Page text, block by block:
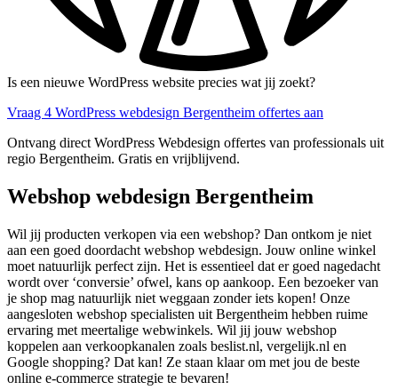
Is een nieuwe WordPress website precies wat jij zoekt?
Vraag 4 WordPress webdesign Bergentheim offertes aan
Ontvang direct WordPress Webdesign offertes van professionals uit
regio Bergentheim. Gratis en vrijblijvend.
Webshop webdesign Bergentheim
Wil jij producten verkopen via een webshop? Dan ontkom je niet
aan een goed doordacht webshop webdesign. Jouw online winkel
moet natuurlijk perfect zijn. Het is essentieel dat er goed nagedacht
wordt over ‘conversie’ ofwel, kans op aankoop. Een bezoeker van
je shop mag natuurlijk niet weggaan zonder iets kopen! Onze
aangesloten webshop specialisten uit Bergentheim hebben ruime
ervaring met meertalige webwinkels. Wil jij jouw webshop
koppelen aan verkoopkanalen zoals beslist.nl, vergelijk.nl en
Google shopping? Dat kan! Ze staan klaar om met jou de beste
online e-commerce strategie te bevaren!